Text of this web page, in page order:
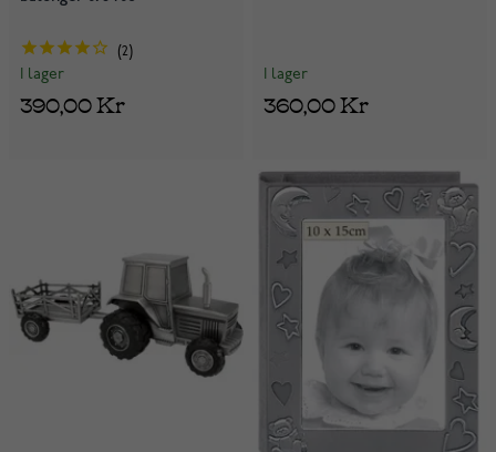
2
I lager
390,00 Kr
I lager
360,00 Kr